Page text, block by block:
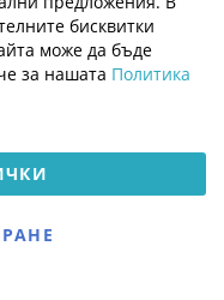
бисквитки
може да бъде
за нашата Политика